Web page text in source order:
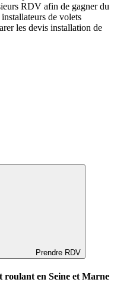
RDV afin de gagner du
de volets
les devis installation de
Prendre RDV
roulant en Seine et Marne